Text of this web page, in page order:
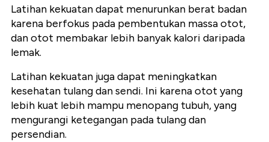
Latihan kekuatan dapat menurunkan berat badan
karena berfokus pada pembentukan massa otot,
dan otot membakar lebih banyak kalori daripada
lemak.
Latihan kekuatan juga dapat meningkatkan
kesehatan tulang dan sendi. Ini karena otot yang
lebih kuat lebih mampu menopang tubuh, yang
mengurangi ketegangan pada tulang dan
persendian.